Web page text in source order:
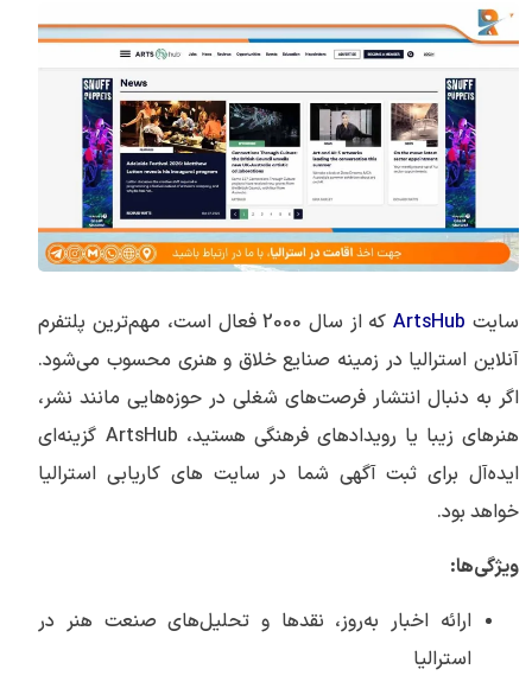
سایت ArtsHub
که از سال 2000 فعال است، مهم‌ترین پلتفرم
آنلاین استرالیا در زمینه صنایع خلاق و هنری محسوب می‌شود.
اگر به دنبال انتشار فرصت‌های شغلی در حوزه‌هایی مانند نشر،
هنرهای زیبا یا رویدادهای فرهنگی هستید، ArtsHub گزینه‌ای
ایده‌آل برای ثبت آگهی شما در سایت های کاریابی استرالیا
خواهد بود.
ویژگی‌ها:
ارائه اخبار به‌روز، نقدها و تحلیل‌های صنعت هنر در
استرالیا